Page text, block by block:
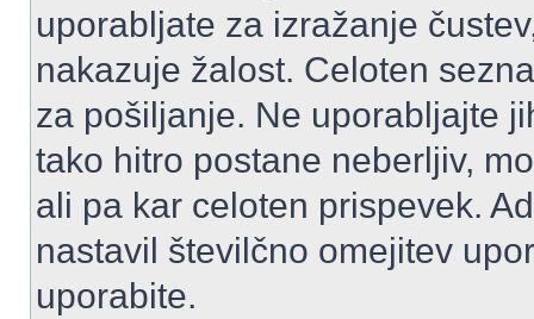
uporabljate za izražanje
nakazuje žalost. Celoten
za pošiljanje. Ne uporabljajte
tako hitro postane neberljiv,
ali pa kar celoten prispevek.
nastavil številčno omejitev
uporabite.